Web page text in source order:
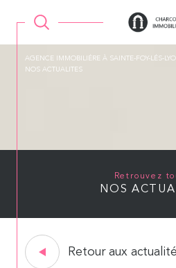
AGENCE IMMOBILIÉRE À SAINTE-FOY-LÉS-
NOS ACTUALITES
Retrouvez
NOS
Retour aux